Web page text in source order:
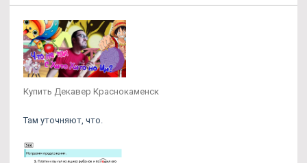
Купить Декавер Краснокаменск
Там уточняют, что.